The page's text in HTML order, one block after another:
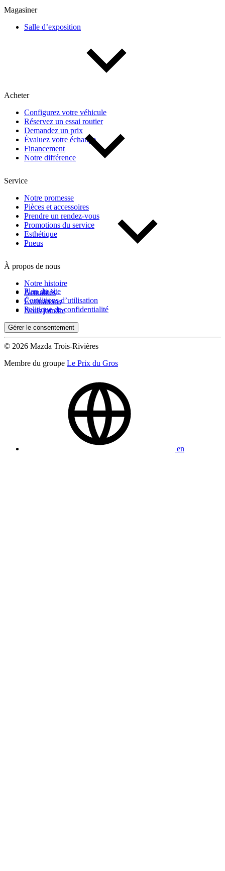
Magasiner
Salle d’exposition
Acheter
Configurez votre véhicule
Réservez un essai routier
Demandez un prix
Évaluez votre échange
Financement
Notre différence
Service
Notre promesse
Pièces et accessoires
Prendre un rendez-vous
Promotions du service
Esthétique
Pneus
À propos de nous
Notre histoire
Actualités
Évaluations
Nous joindre
Plan du site
Conditions d’utilisation
Politique de confidentialité
Gérer le consentement
© 2026 Mazda Trois-Rivières
Membre du groupe Le Prix du Gros
en